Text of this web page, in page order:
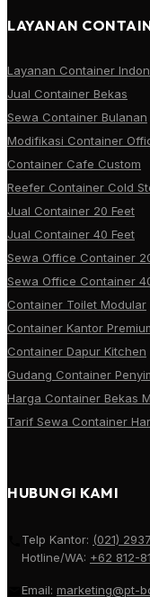
LAYANAN
Layanan Container
Jual Container Bekas
Sewa Container Bulanan
Modifikasi Container
Container Cafe Custom
Reefer Container Cold
Jual Container 20 Feet
Jual Container 40 Feet
Sewa Office Container
Sewa Office Container
Container Toilet Modular
Container Kantor
Container Dapur Kitchen
Gudang Container
Harga Container Bekas
Tarif Sewa Container
HUBUNGI KAMI
Telp Kantor: (021)
Hotline/WA: +62 812-
Email: marketing@pt-